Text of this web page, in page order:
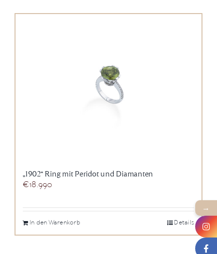
„1902“ Ring mit Peridot und Diamanten
€18.990
In den Warenkorb Details
→